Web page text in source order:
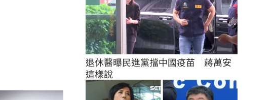
退休醫曝民進黨擋中國疫苗　蔣萬安
這樣說